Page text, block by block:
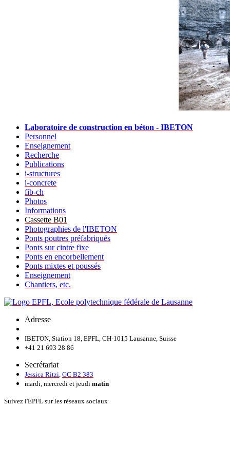
Laboratoire de construction en béton - IBETON
Personnel
Enseignement
Recherche
Publications
i-structures
i-concrete
fib-ch
Photos
Informations
Cassette B01
Photographies de l'IBETON
Ponts poutres préfabriqués
Ponts sur cintre fixe
Ponts en encorbellement
Ponts mixtes et poussés
Enseignement
Chantiers, etc.
Adresse
IBETON, Station 18, EPFL, CH-1015 Lausanne, Suisse
+41 21 693 28 86
Secrétariat
Jessica Ritzi GC B2 383
mardi, mercredi et jeudi matin
Suivez l'EPFL sur les réseaux sociaux